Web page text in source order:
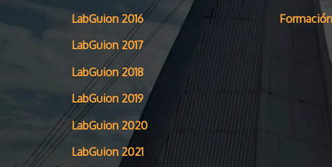
LabGuion 2016
LabGuion 2017
LabGuion 2018
LabGuion 2019
LabGuion 2020
LabGuion 2021
Formación